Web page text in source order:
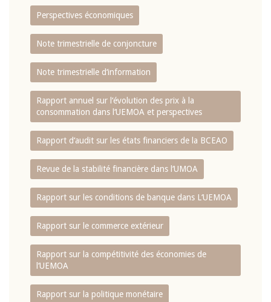
Perspectives économiques
Note trimestrielle de conjoncture
Note trimestrielle d‘information
Rapport annuel sur l‘évolution des prix à la
consommation dans l‘UEMOA et perspectives
Rapport d‘audit sur les états financiers de la BCEAO
Revue de la stabilité financière dans l‘UMOA
Rapport sur les conditions de banque dans L‘UEMOA
Rapport sur le commerce extérieur
Rapport sur la compétitivité des économies de
l‘UEMOA
Rapport sur la politique monétaire